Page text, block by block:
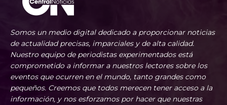
Somos un medio digital dedicado a proporcionar noticias
de actualidad precisas, imparciales y de alta calidad.
Nuestro equipo de periodistas experimentados está
comprometido a informar a nuestros lectores sobre los
eventos que ocurren en el mundo, tanto grandes como
pequeños. Creemos que todos merecen tener acceso a la
información, y nos esforzamos por hacer que nuestras